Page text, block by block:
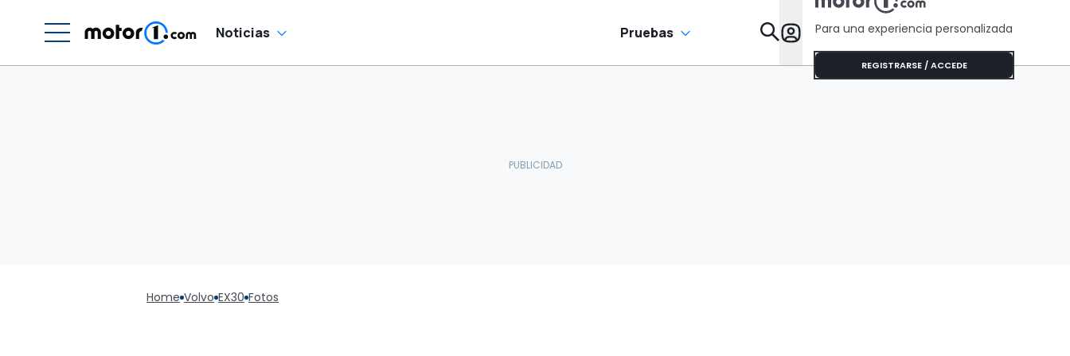
Noticias Pruebas Para una experiencia personalizada
REGISTRARSE / ACCEDE
Home Volvo EX30 Fotos